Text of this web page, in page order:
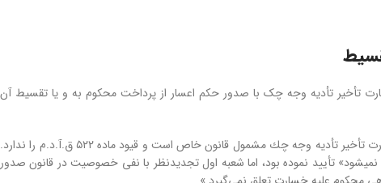
تأخیر تأدیه وجه چک با صدور حکم اعسار از پرداخت محکوم به و یا تقسیط آن
شعبه هشتم تجدیدنظر استان یزد رأی شعبه اول دادگاه شهرستان میبد را که اعلام کرده بود «خسارت تأخیر تأدیه وجه چك مشمول قانون خاص است و قیود ماده ۵۲۲ ق.آ.د.م را ندارد.
تأیید نموده بود، اما شعبه اول تجدیدنظر با نفی خصوصیت در قانون صدور